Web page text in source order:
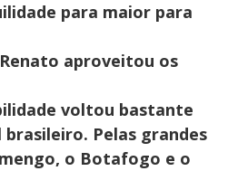
para maior para
aproveitou os
voltou bastante
Pelas grandes
o Botafogo e o